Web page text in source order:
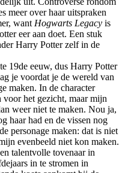
meer over haar uitspraken
want Hogwarts Legacy is
eer aan doet. Een stuk
Harry Potter zelf in de
19de eeuw, dus Harry Potter
je voordat je de wereld van
maken. In de character
voor het gezicht, maar mijn
weer niet te maken. Nou ja,
haar had en de vissen nog
personage maken: dat is niet
evenbeeld niet kon maken.
talentvolle tovenaar in
in te stromen in